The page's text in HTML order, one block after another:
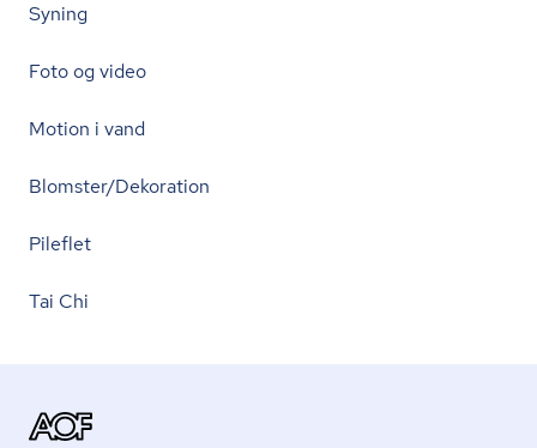
Syning
Foto og video
Motion i vand
Blomster/Dekoration
Pileflet
Tai Chi